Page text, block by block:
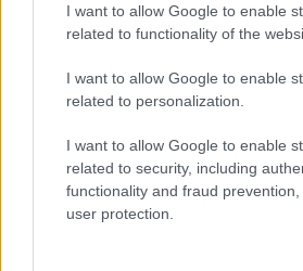
I want to allow Google to enable
related to functionality of the
I want to allow Google to enable
related to personalization.
I want to allow Google to enable
related to security, including
functionality and fraud
user protection.
Κόσμος|17.04.2019 16:11
την Κομισιόν για τον
ακτών
Τα στρουμφάκια, οι